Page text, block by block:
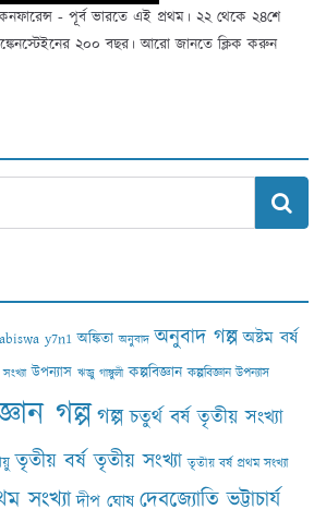
- পূর্ব ভারতে এই প্রথম। ২২ থেকে ২৪শে
২০০ বছর। আরো জানতে ক্লিক করুন
y7n1 অঙ্কিতা অনুবাদ অনুবাদ গল্প অষ্টম বর্ষ
উপন্যাস ঋজু গাঙ্গুলী কল্পবিজ্ঞান কল্পবিজ্ঞান উপন্যাস
গল্পগল্প চতুর্থ বর্ষ তৃতীয় সংখ্যা
তৃতীয় বর্ষ তৃতীয় সংখ্যা তৃতীয় বর্ষ প্রথম সংখ্যা
সংখ্যা দীপ ঘোষ দেবজ্যোতি ভট্টাচার্য